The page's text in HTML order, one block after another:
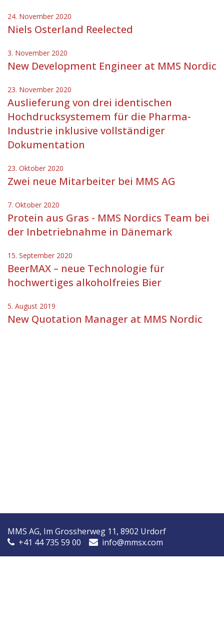
24. November 2020
Niels Osterland Reelected
3. November 2020
New Development Engineer at MMS Nordic
23. November 2020
Auslieferung von drei identischen
Hochdrucksystemem für die Pharma-
Industrie inklusive vollständiger
Dokumentation
23. Oktober 2020
Zwei neue Mitarbeiter bei MMS AG
7. Oktober 2020
Protein aus Gras - MMS Nordics Team bei
der Inbetriebnahme in Dänemark
15. September 2020
BeerMAX – neue Technologie für
hochwertiges alkoholfreies Bier
5. August 2019
New Quotation Manager at MMS Nordic
MMS AG, Im Grossherweg 11, 8902 Urdorf
+41 44 735 59 00
info@mmsx.com